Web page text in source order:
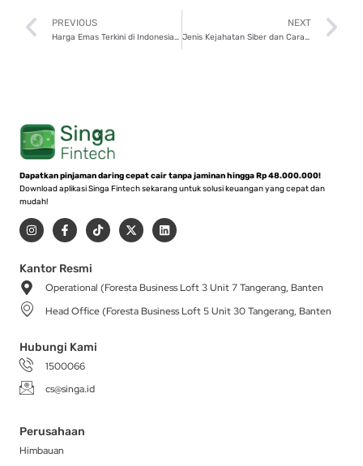
Prev
PREVIOUS
Harga Emas Terkini di Indonesia dan Faktor yang Mempengaruhinya
NEXT
Jenis Kejahatan Siber dan Cara Menghindarinya
Dapatkan pinjaman daring cepat cair tanpa jaminan hingga Rp 48.000.000!
Download aplikasi Singa Fintech sekarang untuk solusi keuangan yang cepat dan
mudah!
I
n
s
a
g
r
a
m
F
a
c
b
o
-
T
i
k
X
-
t
t
r
L
i
n
i
Kantor Resmi
Operational (Foresta Business Loft 3 Unit 7 Tangerang, Banten
Head Office (Foresta Business Loft 5 Unit 30 Tangerang, Banten
Hubungi Kami
1500066
cs@singa.id
Perusahaan
Himbauan